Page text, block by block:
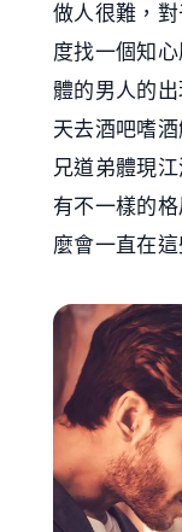
做人很難，
度找一個知
體的男人的
天去酒吧嗜
兄道弟體現
有不一樣的
麼會一直在這